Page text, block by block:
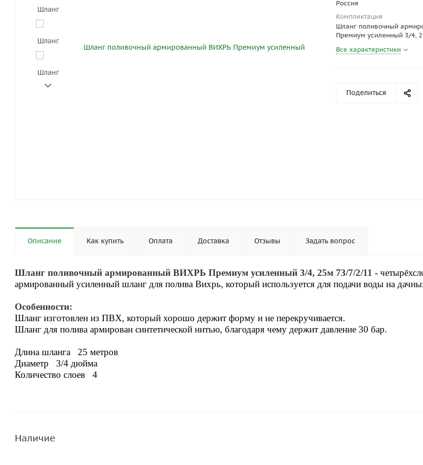
Россия
Комплектация
Шланг поливочный
Премиум усиленный 3/4,
Все характеристики
Поделиться
Описание Как купить Оплата Доставка Отзывы Задать вопрос
Шланг поливочный армированный ВИХРЬ Премиум усиленный 3/4, 25м 73/7/2/11 -
армированный усиленный шланг для полива Вихрь, который используется для подачи воды на
Особенности:
Шланг изготовлен из ПВХ, который хорошо держит форму и не перекручивается.
Шланг для полива армирован синтетической нитью, благодаря чему держит давление 30 бар.
Длина шланга 25 метров
Диаметр 3/4 дюйма
Количество слоев 4
Наличие